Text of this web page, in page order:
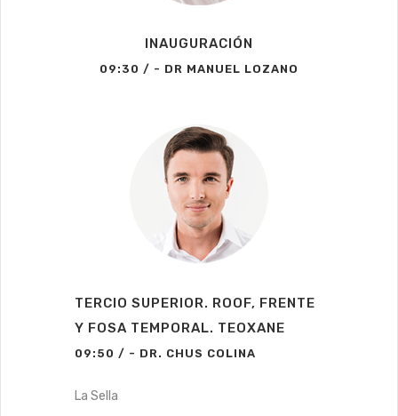
INAUGURACIÓN
09:30 / - DR MANUEL LOZANO
TERCIO SUPERIOR. ROOF, FRENTE
Y FOSA TEMPORAL. TEOXANE
09:50 / - DR. CHUS COLINA
La Sella